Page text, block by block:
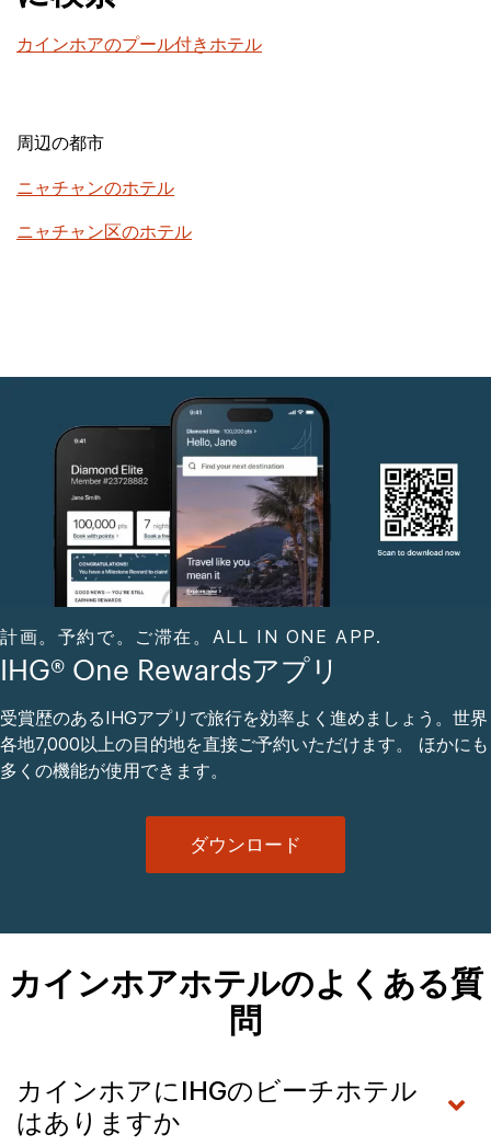
カインホアのプール付きホテル
周辺の都市
ニャチャンのホテル
ニャチャン区のホテル
計画。予約で。ご滞在。ALL IN ONE APP.
IHG® One Rewardsアプリ
受賞歴のあるIHGアプリで旅行を効率よく進めましょう。世界
各地7,000以上の目的地を直接ご予約いただけます。 ほかにも
多くの機能が使用できます。
ダウンロード
カインホアホテルのよくある質
問
カインホアにIHGのビーチホテル
はありますか